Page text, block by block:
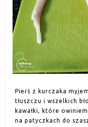
Pierś z kurczaka
tłuszczu i wszelkich
kawałki, które
na patyczkach do